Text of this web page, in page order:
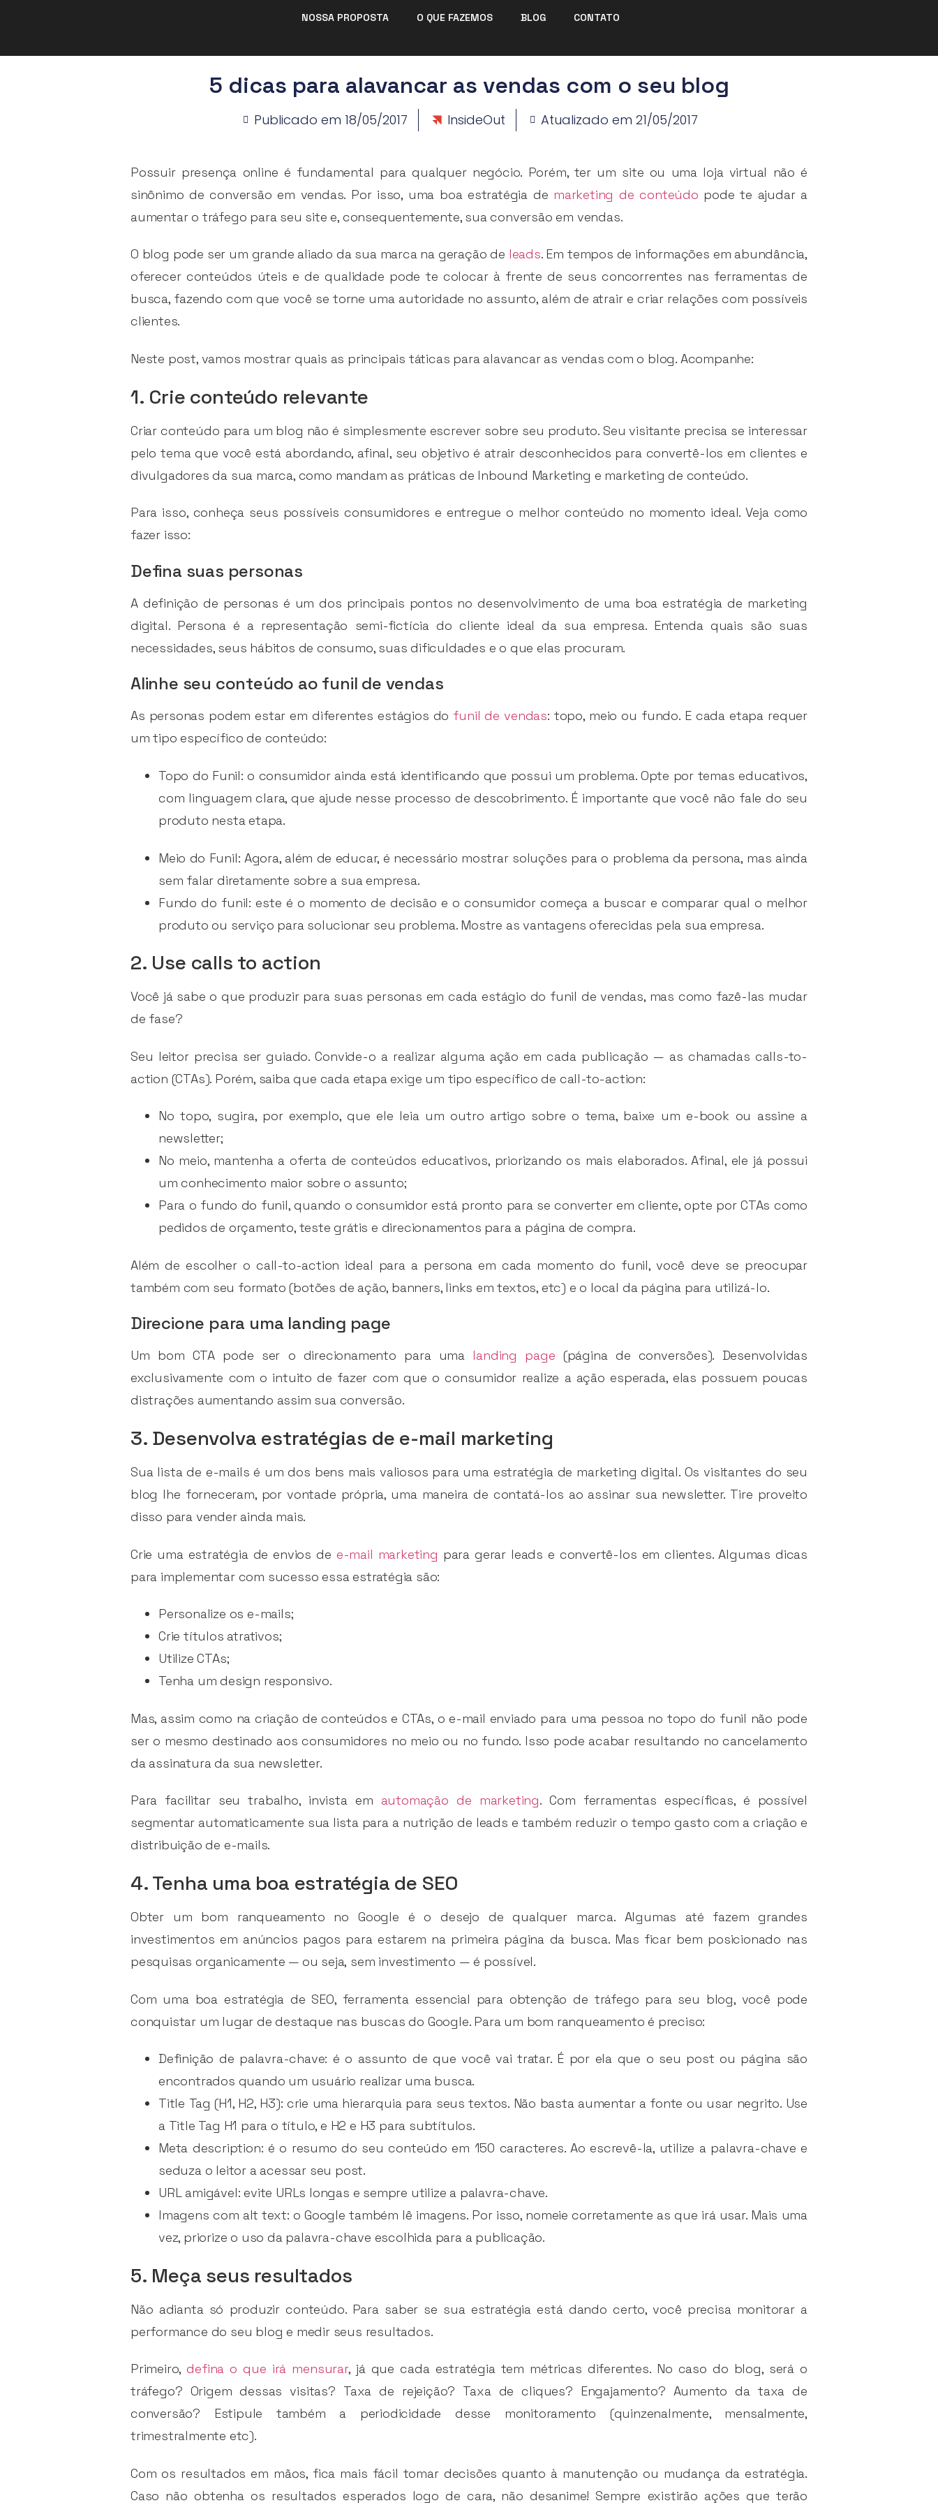
NOSSA PROPOSTA O QUE FAZEMOS BLOG CONTATO
5 dicas para alavancar as vendas com o seu blog
Publicado em 18/05/2017 InsideOut Atualizado em 21/05/2017
Possuir presença online é fundamental para qualquer negócio. Porém, ter um site ou uma loja virtual não é
sinônimo de conversão em vendas. Por isso, uma boa estratégia de marketing de conteúdo pode te ajudar a
aumentar o tráfego para seu site e, consequentemente, sua conversão em vendas.
O blog pode ser um grande aliado da sua marca na geração de leads. Em tempos de informações em abundância,
oferecer conteúdos úteis e de qualidade pode te colocar à frente de seus concorrentes nas ferramentas de
busca, fazendo com que você se torne uma autoridade no assunto, além de atrair e criar relações com possíveis
clientes.
Neste post, vamos mostrar quais as principais táticas para alavancar as vendas com o blog. Acompanhe:
1. Crie conteúdo relevante
Criar conteúdo para um blog não é simplesmente escrever sobre seu produto. Seu visitante precisa se interessar
pelo tema que você está abordando, afinal, seu objetivo é atrair desconhecidos para convertê-los em clientes e
divulgadores da sua marca, como mandam as práticas de Inbound Marketing e marketing de conteúdo.
Para isso, conheça seus possíveis consumidores e entregue o melhor conteúdo no momento ideal. Veja como
fazer isso:
Defina suas personas
A definição de personas é um dos principais pontos no desenvolvimento de uma boa estratégia de marketing
digital. Persona é a representação semi-fictícia do cliente ideal da sua empresa. Entenda quais são suas
necessidades, seus hábitos de consumo, suas dificuldades e o que elas procuram.
Alinhe seu conteúdo ao funil de vendas
As personas podem estar em diferentes estágios do funil de vendas: topo, meio ou fundo. E cada etapa requer
um tipo específico de conteúdo:
Topo do Funil: o consumidor ainda está identificando que possui um problema. Opte por temas educativos,
com linguagem clara, que ajude nesse processo de descobrimento. É importante que você não fale do seu
produto nesta etapa.
Meio do Funil: Agora, além de educar, é necessário mostrar soluções para o problema da persona, mas ainda
sem falar diretamente sobre a sua empresa.
Fundo do funil: este é o momento de decisão e o consumidor começa a buscar e comparar qual o melhor
produto ou serviço para solucionar seu problema. Mostre as vantagens oferecidas pela sua empresa.
2. Use calls to action
Você já sabe o que produzir para suas personas em cada estágio do funil de vendas, mas como fazê-las mudar
de fase?
Seu leitor precisa ser guiado. Convide-o a realizar alguma ação em cada publicação — as chamadas calls-to-
action (CTAs). Porém, saiba que cada etapa exige um tipo específico de call-to-action:
No topo, sugira, por exemplo, que ele leia um outro artigo sobre o tema, baixe um e-book ou assine a
newsletter;
No meio, mantenha a oferta de conteúdos educativos, priorizando os mais elaborados. Afinal, ele já possui
um conhecimento maior sobre o assunto;
Para o fundo do funil, quando o consumidor está pronto para se converter em cliente, opte por CTAs como
pedidos de orçamento, teste grátis e direcionamentos para a página de compra.
Além de escolher o call-to-action ideal para a persona em cada momento do funil, você deve se preocupar
também com seu formato (botões de ação, banners, links em textos, etc) e o local da página para utilizá-lo.
Direcione para uma landing page
Um bom CTA pode ser o direcionamento para uma landing page (página de conversões). Desenvolvidas
exclusivamente com o intuito de fazer com que o consumidor realize a ação esperada, elas possuem poucas
distrações aumentando assim sua conversão.
3. Desenvolva estratégias de e-mail marketing
Sua lista de e-mails é um dos bens mais valiosos para uma estratégia de marketing digital. Os visitantes do seu
blog lhe forneceram, por vontade própria, uma maneira de contatá-los ao assinar sua newsletter. Tire proveito
disso para vender ainda mais.
Crie uma estratégia de envios de e-mail marketing para gerar leads e convertê-los em clientes. Algumas dicas
para implementar com sucesso essa estratégia são:
Personalize os e-mails;
Crie títulos atrativos;
Utilize CTAs;
Tenha um design responsivo.
Mas, assim como na criação de conteúdos e CTAs, o e-mail enviado para uma pessoa no topo do funil não pode
ser o mesmo destinado aos consumidores no meio ou no fundo. Isso pode acabar resultando no cancelamento
da assinatura da sua newsletter.
Para facilitar seu trabalho, invista em automação de marketing. Com ferramentas específicas, é possível
segmentar automaticamente sua lista para a nutrição de leads e também reduzir o tempo gasto com a criação e
distribuição de e-mails.
4. Tenha uma boa estratégia de SEO
Obter um bom ranqueamento no Google é o desejo de qualquer marca. Algumas até fazem grandes
investimentos em anúncios pagos para estarem na primeira página da busca. Mas ficar bem posicionado nas
pesquisas organicamente — ou seja, sem investimento — é possível.
Com uma boa estratégia de SEO, ferramenta essencial para obtenção de tráfego para seu blog, você pode
conquistar um lugar de destaque nas buscas do Google. Para um bom ranqueamento é preciso:
Definição de palavra-chave: é o assunto de que você vai tratar. É por ela que o seu post ou página são
encontrados quando um usuário realizar uma busca.
Title Tag (H1, H2, H3): crie uma hierarquia para seus textos. Não basta aumentar a fonte ou usar negrito. Use
a Title Tag H1 para o título, e H2 e H3 para subtítulos.
Meta description: é o resumo do seu conteúdo em 150 caracteres. Ao escrevê-la, utilize a palavra-chave e
seduza o leitor a acessar seu post.
URL amigável: evite URLs longas e sempre utilize a palavra-chave.
Imagens com alt text: o Google também lê imagens. Por isso, nomeie corretamente as que irá usar. Mais uma
vez, priorize o uso da palavra-chave escolhida para a publicação.
5. Meça seus resultados
Não adianta só produzir conteúdo. Para saber se sua estratégia está dando certo, você precisa monitorar a
performance do seu blog e medir seus resultados.
Primeiro, defina o que irá mensurar, já que cada estratégia tem métricas diferentes. No caso do blog, será o
tráfego? Origem dessas visitas? Taxa de rejeição? Taxa de cliques? Engajamento? Aumento da taxa de
conversão? Estipule também a periodicidade desse monitoramento (quinzenalmente, mensalmente,
trimestralmente etc).
Com os resultados em mãos, fica mais fácil tomar decisões quanto à manutenção ou mudança da estratégia.
Caso não obtenha os resultados esperados logo de cara, não desanime! Sempre existirão ações que terão